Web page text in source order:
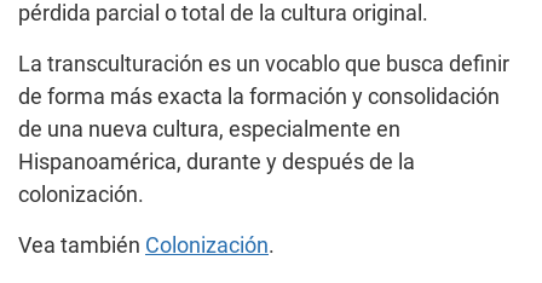
pérdida parcial o total de la cultura original.
La transculturación es un vocablo que busca definir
de forma más exacta la formación y consolidación
de una nueva cultura, especialmente en
Hispanoamérica, durante y después de la
colonización.
Vea también Colonización.